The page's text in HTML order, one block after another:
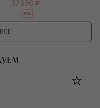
37 950 ₽
-30%